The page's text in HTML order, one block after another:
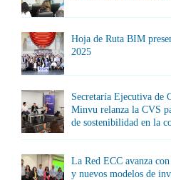
Hoja de Ruta BIM
2025
Secretaría Ejecutiva de
Minvu relanza la CVS
de sostenibilidad en la
La Red ECC avanza
y nuevos modelos de